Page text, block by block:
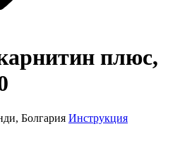
плюс,
Болгария Инструкция